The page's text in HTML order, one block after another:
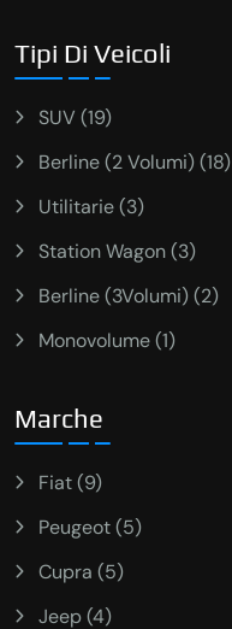
Tipi Di Veicoli
SUV (19)
Berline (2 Volumi) (18)
Utilitarie (3)
Station Wagon (3)
Berline (3Volumi) (2)
Monovolume (1)
Marche
Fiat (9)
Peugeot (5)
Cupra (5)
Jeep (4)